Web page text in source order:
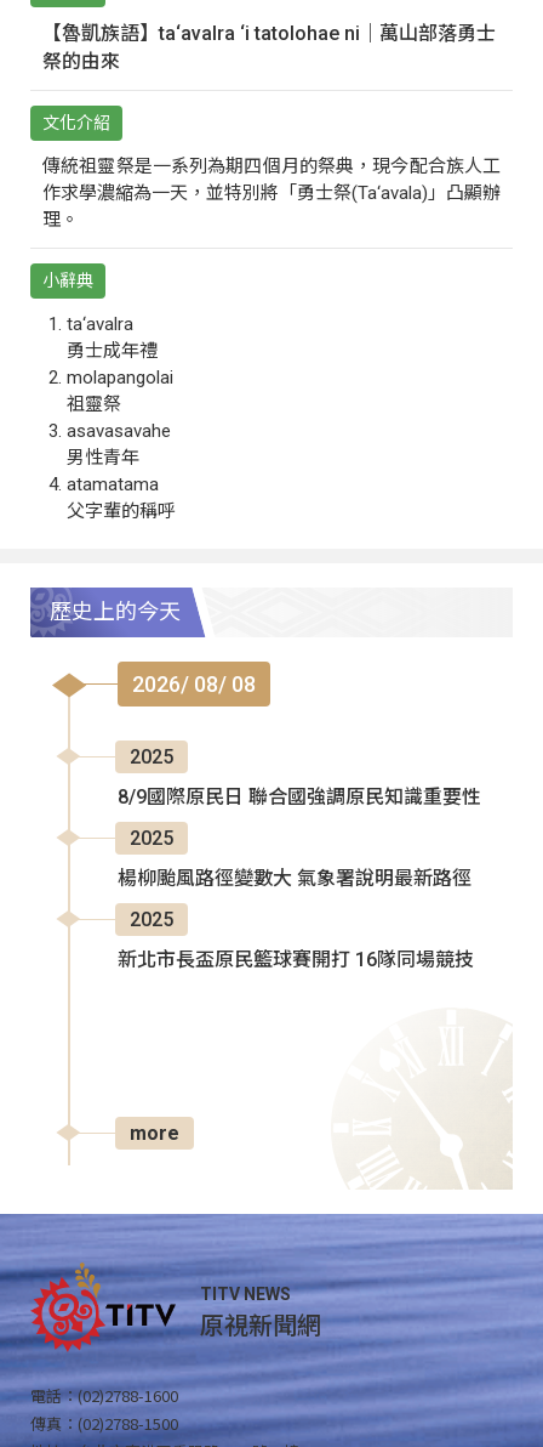
【魯凱族語】ta‘avalra ‘i tatolohae ni｜萬山部落勇士
祭的由來
文化介紹
傳統祖靈祭是一系列為期四個月的祭典，現今配合族人工
作求學濃縮為一天，並特別將「勇士祭(Ta‘avala)」凸顯辦
理。
小辭典
ta‘avalra
勇士成年禮
molapangolai
祖靈祭
asavasavahe
男性青年
atamatama
父字輩的稱呼
歷史上的今天
2026/ 08/ 08
2025
8/9國際原民日 聯合國強調原民知識重要性
2025
楊柳颱風路徑變數大 氣象署說明最新路徑
2025
新北市長盃原民籃球賽開打 16隊同場競技
more
TITV NEWS
原視新聞網
電話：(02)2788-1600
傳真：(02)2788-1500